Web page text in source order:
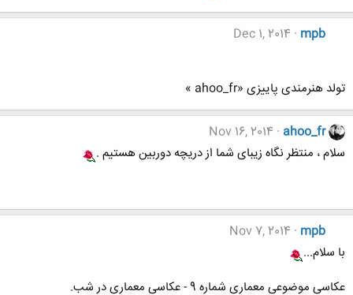
mpb
Dec 1, 2014
تولد هنرمندی پاییزی «ahoo_fr »
ahoo_fr
Nov 16, 2014
سلام ، منتظر نگاه زیبای شما از دریچه دوربین هستیم .
mpb
Nov 7, 2014
با سلام...
عکاسی موضوعی معماری شماره 9 - عکاسی معماری در شب.